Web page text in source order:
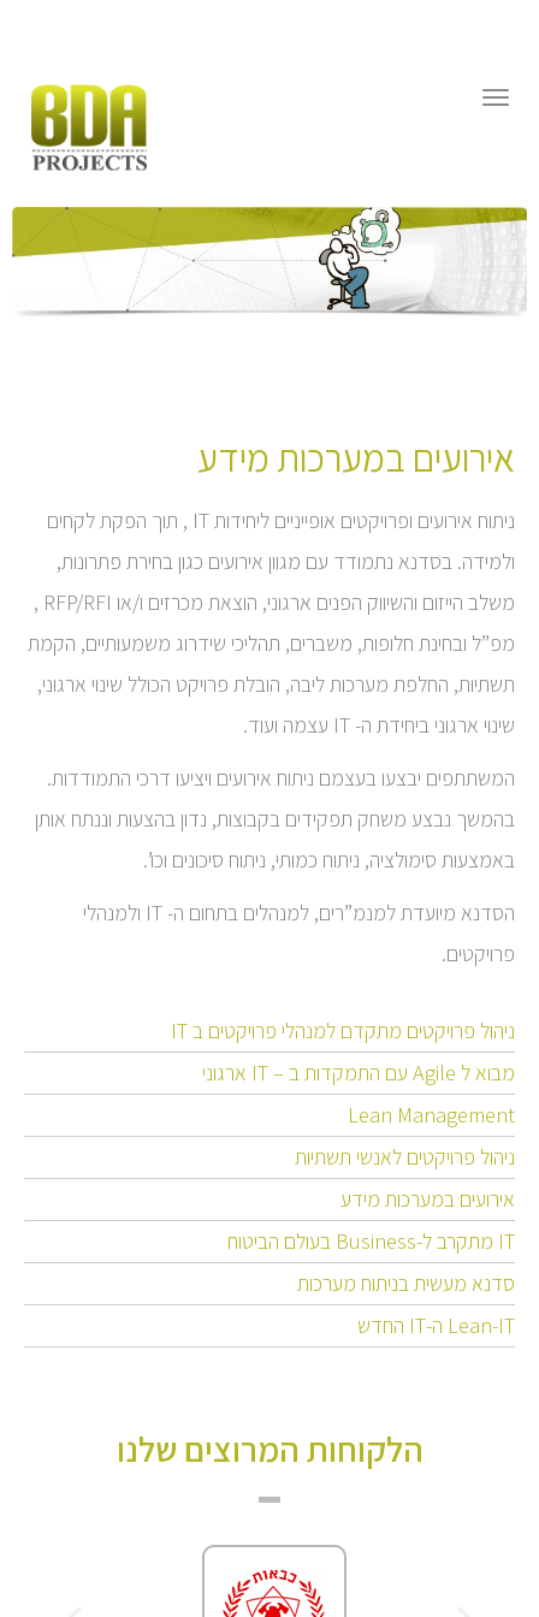
תפריט
אירועים במערכות מידע
ניתוח אירועים ופרויקטים אופייניים ליחידות IT , תוך הפקת לקחים
ולמידה. בסדנא נתמודד עם מגוון אירועים כגון בחירת פתרונות,
משלב הייזום והשיווק הפנים ארגוני, הוצאת מכרזים ו/או RFP/RFI ,
מפ”ל ובחינת חלופות, משברים, תהליכי שידרוג משמעותיים, הקמת
תשתיות, החלפת מערכות ליבה, הובלת פרויקט הכולל שינוי ארגוני,
שינוי ארגוני ביחידת ה- IT עצמה ועוד.
המשתתפים יבצעו בעצמם ניתוח אירועים ויציעו דרכי התמודדות.
בהמשך נבצע משחק תפקידים בקבוצות, נדון בהצעות וננתח אותן
באמצעות סימולציה, ניתוח כמותי, ניתוח סיכונים וכו’.
הסדנא מיועדת למנמ”רים, למנהלים בתחום ה- IT ולמנהלי
פרויקטים.
ניהול פרויקטים מתקדם למנהלי פרויקטים ב IT
מבוא ל Agile עם התמקדות ב – IT ארגוני
Lean Management
ניהול פרויקטים לאנשי תשתיות
אירועים במערכות מידע
IT מתקרב ל-Business בעולם הביטוח
סדנא מעשית בניתוח מערכות
Lean-IT ה-IT החדש
הלקוחות המרוצים שלנו